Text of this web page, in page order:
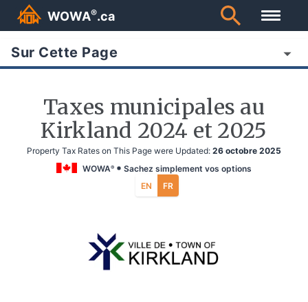
WOWA®.ca
Sur Cette Page
Taxes municipales au
Kirkland 2024 et 2025
Property Tax Rates on This Page were Updated: 26 octobre 2025
WOWA®
Sachez simplement vos options
EN
FR